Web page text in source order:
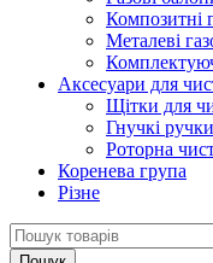
Композитні
Металеві
Аксесуари для
Щітки для
Гнучкі
Роторна
Коренева група
Різне